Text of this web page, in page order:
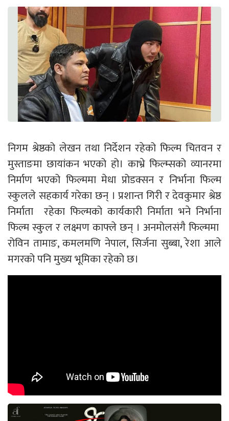
निगम श्रेष्ठको लेखन तथा निर्देशन रहेको फिल्म चितवन र
मुस्ताङमा छायांकन भएको हो। काभ्रे फिल्म्सको व्यानरमा
निर्माण भएको फिल्ममा मेधा प्रोडक्सन र निर्भाना फिल्म
स्कुलले सहकार्य गरेका छन् । प्रशान्त गिरी र देवकुमार श्रेष्ठ
निर्माता रहेका फिल्मको कार्यकारी निर्माता भने निर्भाना
फिल्म स्कुल र लक्ष्मण काफ्ले छन् । अनमोलसंगै फिल्ममा
रोविन तामाङ, कमलमणि नेपाल, सिर्जना सुब्बा, रेशा आले
मगरको पनि मुख्य भूमिका रहेको छ।